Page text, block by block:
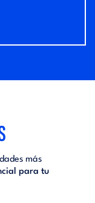
más
para tu